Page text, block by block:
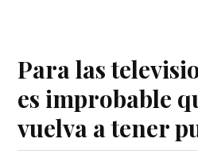
Para las
es improbable
vuelva a tener